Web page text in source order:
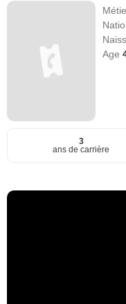
Age
3
ans de carrière